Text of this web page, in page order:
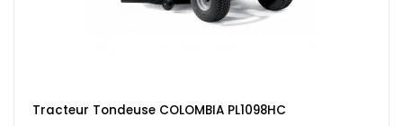
Tracteur Tondeuse COLOMBIA PL1098HC